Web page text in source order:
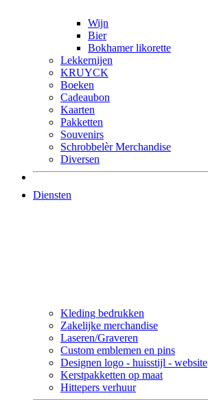
Wijn
Bier
Bokhamer likorette
Lekkernijen
KRUYCK
Boeken
Cadeaubon
Kaarten
Pakketten
Souvenirs
Schrobbelèr Merchandise
Diversen
Diensten
Kleding bedrukken
Zakelijke merchandise
Laseren/Graveren
Custom emblemen en pins
Designen logo - huisstijl - website
Kerstpakketten op maat
Hittepers verhuur